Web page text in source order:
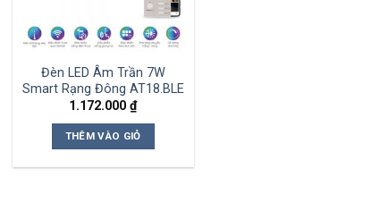
Đèn LED Âm Trần 7W
Smart Rạng Đông AT18.BLE
1.172.000₫
THÊM VÀO GIỎ